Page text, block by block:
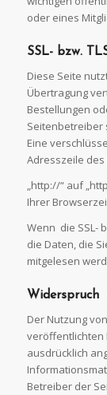
oder eines
SSL- bzw.
Diese Seite
Übertragung
Bestellungen
Seitenbetreiber
Eine
Adresszeile
„http://“ auf
Ihrer
Wenn die SSL-
die Daten, die
mitgelesen
Widerspruch
Der Nutzung
veröffentlichten
ausdrücklich
Betreiber der